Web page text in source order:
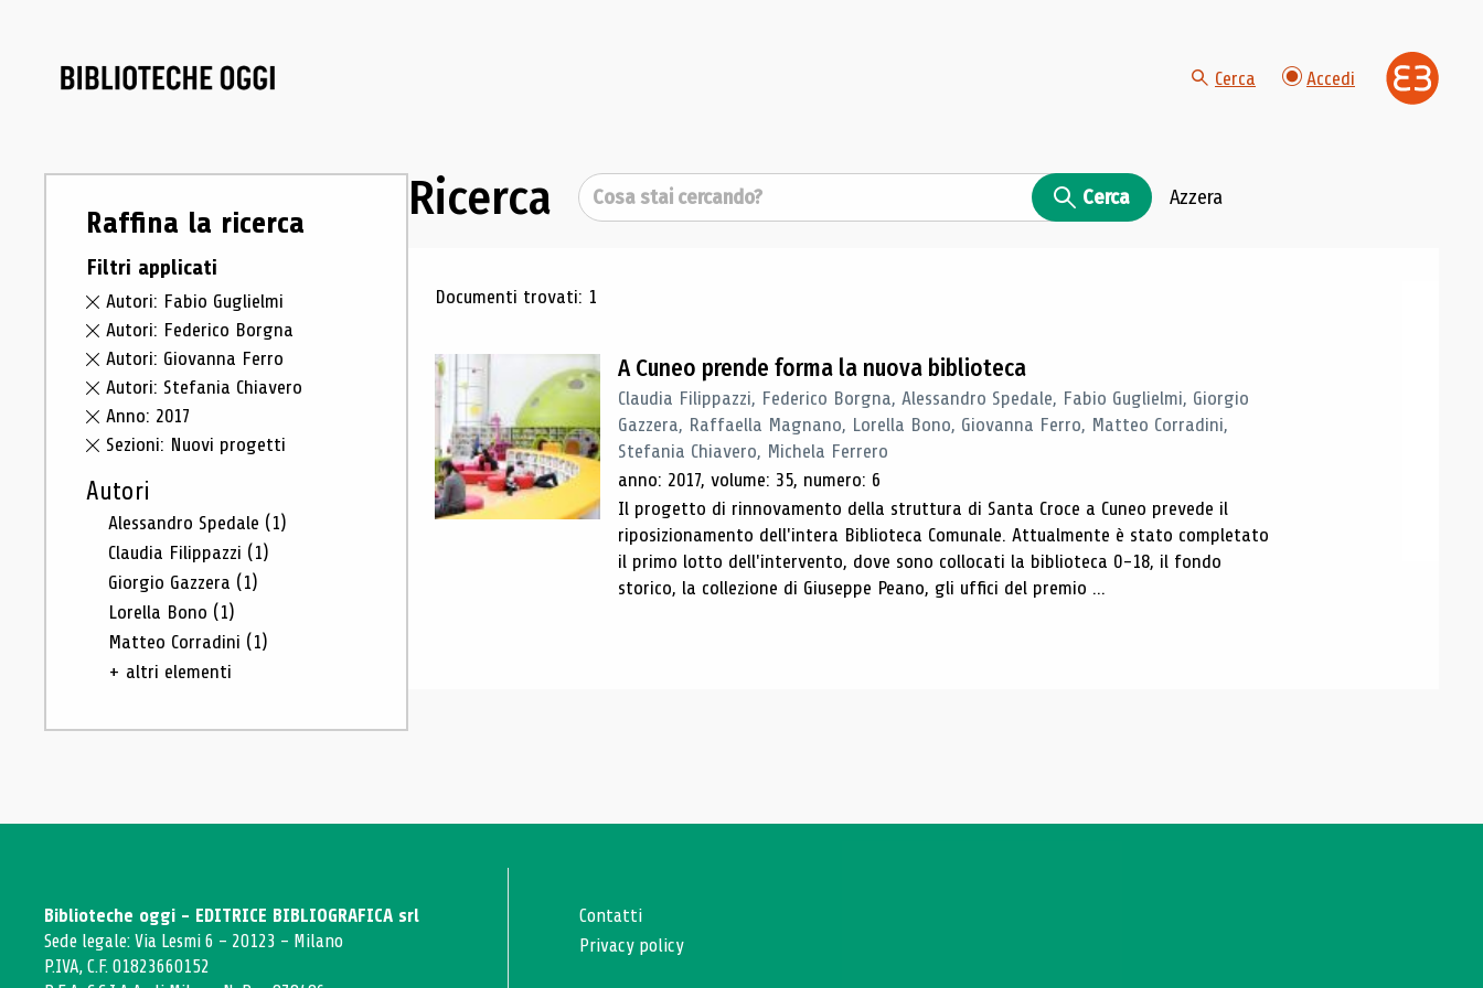
Cerca Accedi
Raffina la ricerca
Filtri applicati
Autori: Fabio Guglielmi
Autori: Federico Borgna
Autori: Giovanna Ferro
Autori: Stefania Chiavero
Anno: 2017
Sezioni: Nuovi progetti
Autori
Alessandro Spedale (1)
Claudia Filippazzi (1)
Giorgio Gazzera (1)
Lorella Bono (1)
Matteo Corradini (1)
+ altri elementi
Ricerca Cerca Cerca Azzera
Risultati di ricerca
Documenti trovati: 1
A Cuneo prende forma la nuova biblioteca
Claudia Filippazzi, Federico Borgna, Alessandro Spedale, Fabio Guglielmi, Giorgio
Gazzera, Raffaella Magnano, Lorella Bono, Giovanna Ferro, Matteo Corradini,
Stefania Chiavero, Michela Ferrero
anno: 2017, volume: 35, numero: 6
Il progetto di rinnovamento della struttura di Santa Croce a Cuneo prevede il
riposizionamento dell'intera Biblioteca Comunale. Attualmente è stato completato
il primo lotto dell'intervento, dove sono collocati la biblioteca 0-18, il fondo
storico, la collezione di Giuseppe Peano, gli uffici del premio ...
Biblioteche oggi - EDITRICE BIBLIOGRAFICA srl
Sede legale: Via Lesmi 6 - 20123 - Milano
P.IVA, C.F. 01823660152
Contatti
Privacy policy